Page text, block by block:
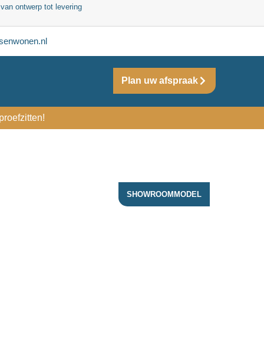
ontwerp tot levering
Plan uw afspraak
ACTIE
SHOWROOMMODEL